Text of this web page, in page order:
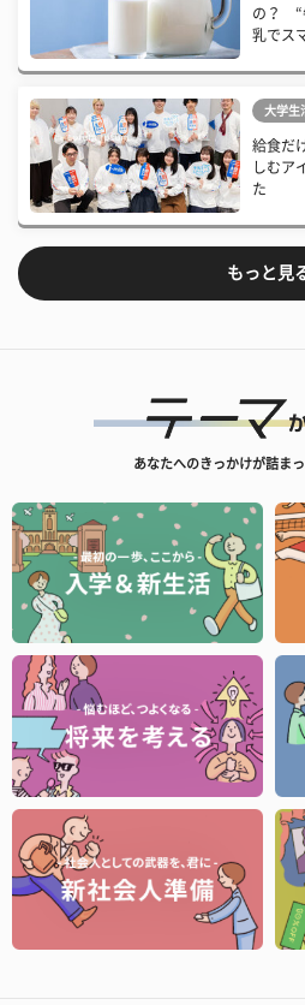
の？ “
乳でスマ
大学生
給食だ
しむア
た
もっと見
あなたへのきっかけが詰ま